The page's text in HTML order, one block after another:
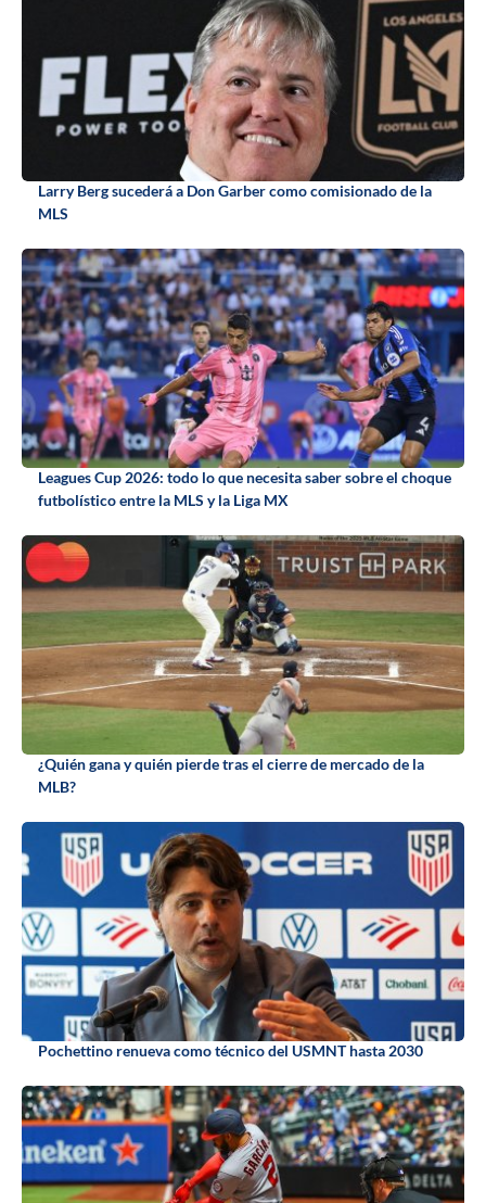
Larry Berg sucederá a Don Garber como comisionado de la
MLS
Leagues Cup 2026: todo lo que necesita saber sobre el choque
futbolístico entre la MLS y la Liga MX
¿Quién gana y quién pierde tras el cierre de mercado de la
MLB?
Pochettino renueva como técnico del USMNT hasta 2030